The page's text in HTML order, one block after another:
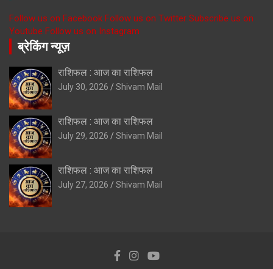
Follow us on Facebook Follow us on Twitter Subscribe us on
Youtube Follow us on Instagram
ब्रेकिंग न्यूज़
राशिफल : आज का राशिफल
July 30, 2026 Shivam Mail
राशिफल : आज का राशिफल
July 29, 2026 Shivam Mail
राशिफल : आज का राशिफल
July 27, 2026 Shivam Mail